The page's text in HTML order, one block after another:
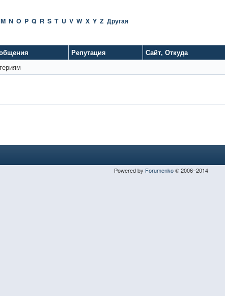
M N O P Q R S T U V W X Y Z Другая
Репутация Сайт, Откуда
Powered by Forumenko© 2006–2014